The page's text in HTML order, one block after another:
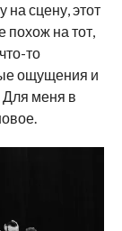
сцену, этот
похож на тот,
то
ощущения и
Для меня в